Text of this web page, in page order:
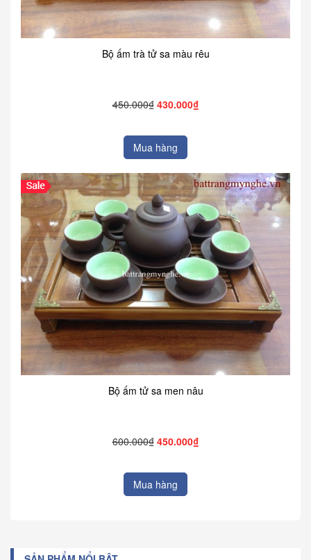
Bộ ấm trà tử sa màu rêu
450.000₫ 430.000₫
Mua hàng
Bộ ấm tử sa men nâu
600.000₫ 450.000₫
Mua hàng